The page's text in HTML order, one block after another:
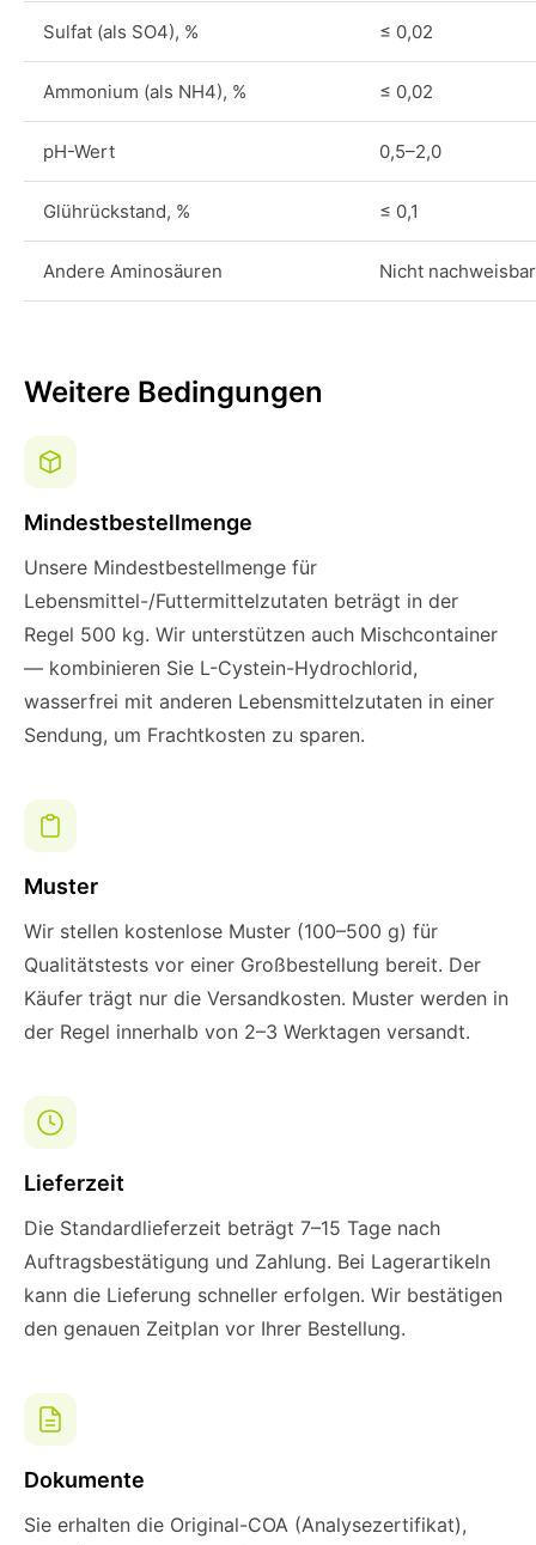
Sulfat (als SO4), % ≤ 0,02
Ammonium (als NH4), % ≤ 0,02
pH-Wert 0,5–2,0
Glührückstand, % ≤ 0,1
Andere Aminosäuren Nicht nachweisbar
Weitere Bedingungen
Mindestbestellmenge
Unsere Mindestbestellmenge für
Lebensmittel-/Futtermittelzutaten beträgt in der
Regel 500 kg. Wir unterstützen auch Mischcontainer
— kombinieren Sie L-Cystein-Hydrochlorid,
wasserfrei mit anderen Lebensmittelzutaten in einer
Sendung, um Frachtkosten zu sparen.
Muster
Wir stellen kostenlose Muster (100–500 g) für
Qualitätstests vor einer Großbestellung bereit. Der
Käufer trägt nur die Versandkosten. Muster werden in
der Regel innerhalb von 2–3 Werktagen versandt.
Lieferzeit
Die Standardlieferzeit beträgt 7–15 Tage nach
Auftragsbestätigung und Zahlung. Bei Lagerartikeln
kann die Lieferung schneller erfolgen. Wir bestätigen
den genauen Zeitplan vor Ihrer Bestellung.
Dokumente
Sie erhalten die Original-COA (Analysezertifikat),